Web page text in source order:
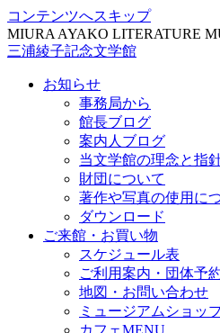
コンテンツへスキップ
MIURA AYAKO LITERATURE
三浦綾子記念文学館
お知らせ
事務局から
館長ブログ
案内人ブログ
当文学館の理念と指
財団について
著作や写真の使用に
ダウンロード
ご来館・お買い物
スケジュール表
ご利用案内・団体予
地図・お問い合わせ
ミュージアムショッ
カフェMENU